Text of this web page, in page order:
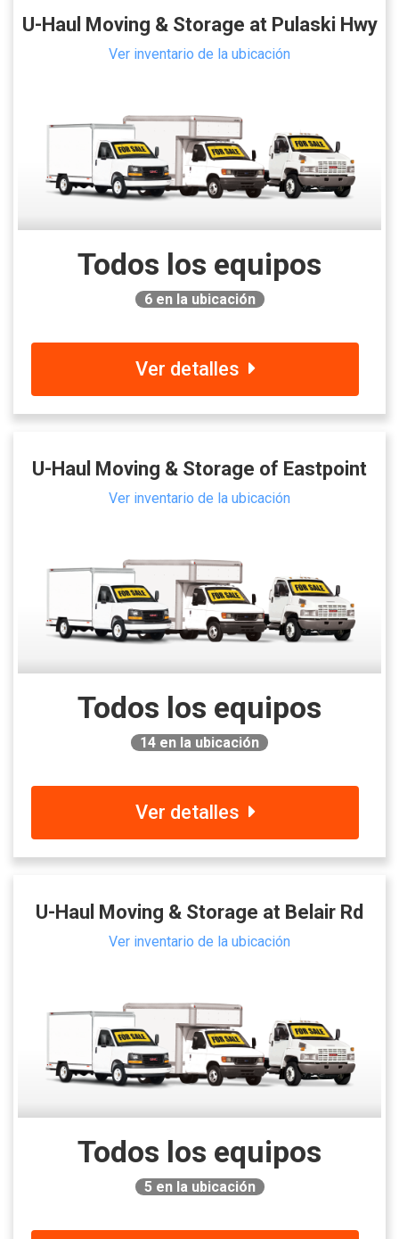
U-Haul Moving & Storage at Pulaski Hwy
Ver inventario de la ubicación
Todos los equipos
6en la ubicación
Ver detalles
U-Haul Moving & Storage of Eastpoint
Ver inventario de la ubicación
Todos los equipos
14 en la ubicación
Ver detalles
U-Haul Moving & Storage at Belair Rd
Ver inventario de la ubicación
Todos los equipos
5 en la ubicación